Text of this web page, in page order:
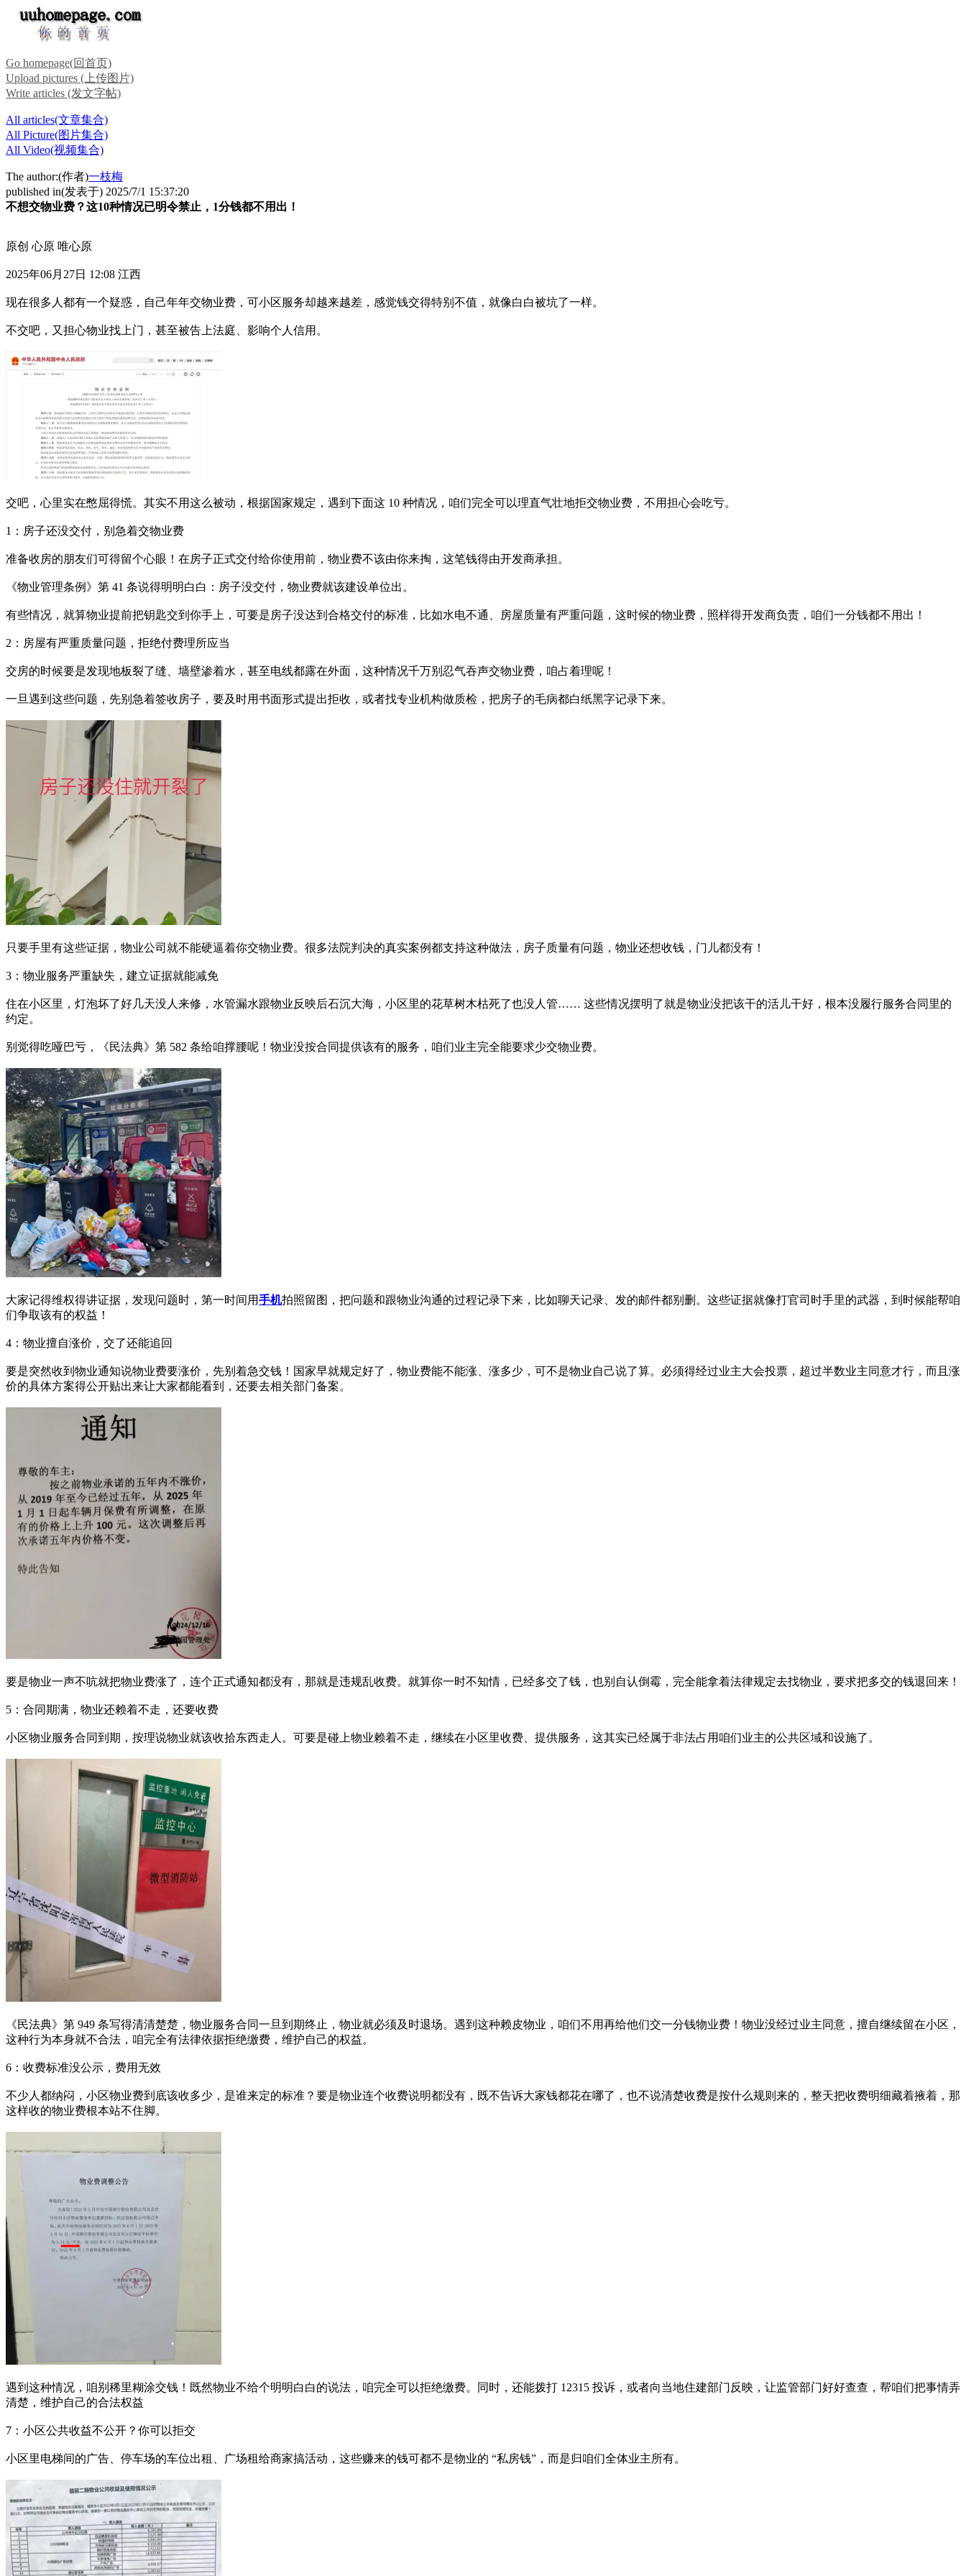
Go homepage(回首页)
Upload pictures (上传图片)
Write articles (发文字帖)
All articles(文章集合)
All Picture(图片集合)
All Video(视频集合)
The author:(作者)一枝梅
published in(发表于) 2025/7/1 15:37:20
不想交物业费？这10种情况已明令禁止，1分钱都不用出！
原创 心原 唯心原
2025年06月27日 12:08 江西
现在很多人都有一个疑惑，自己年年交物业费，可小区服务却越来越差，感觉钱交得特别不值，就像白白被坑了一样。
不交吧，又担心物业找上门，甚至被告上法庭、影响个人信用。
交吧，心里实在憋屈得慌。其实不用这么被动，根据国家规定，遇到下面这 10 种情况，咱们完全可以理直气壮地拒交物业费，不用担心会吃亏。
1：房子还没交付，别急着交物业费
准备收房的朋友们可得留个心眼！在房子正式交付给你使用前，物业费不该由你来掏，这笔钱得由开发商承担。
《物业管理条例》第 41 条说得明明白白：房子没交付，物业费就该建设单位出。
有些情况，就算物业提前把钥匙交到你手上，可要是房子没达到合格交付的标准，比如水电不通、房屋质量有严重问题，这时候的物业费，照样得开发商负责，咱们一分钱都不用出！
2：房屋有严重质量问题，拒绝付费理所应当
交房的时候要是发现地板裂了缝、墙壁渗着水，甚至电线都露在外面，这种情况千万别忍气吞声交物业费，咱占着理呢！
一旦遇到这些问题，先别急着签收房子，要及时用书面形式提出拒收，或者找专业机构做质检，把房子的毛病都白纸黑字记录下来。
只要手里有这些证据，物业公司就不能硬逼着你交物业费。很多法院判决的真实案例都支持这种做法，房子质量有问题，物业还想收钱，门儿都没有！
3：物业服务严重缺失，建立证据就能减免
住在小区里，灯泡坏了好几天没人来修，水管漏水跟物业反映后石沉大海，小区里的花草树木枯死了也没人管…… 这些情况摆明了就是物业没把该干的活儿干好，根本没履行服务合同里的
约定。
别觉得吃哑巴亏，《民法典》第 582 条给咱撑腰呢！物业没按合同提供该有的服务，咱们业主完全能要求少交物业费。
大家记得维权得讲证据，发现问题时，第一时间用手机拍照留图，把问题和跟物业沟通的过程记录下来，比如聊天记录、发的邮件都别删。这些证据就像打官司时手里的武器，到时候能帮咱
们争取该有的权益！
4：物业擅自涨价，交了还能追回
要是突然收到物业通知说物业费要涨价，先别着急交钱！国家早就规定好了，物业费能不能涨、涨多少，可不是物业自己说了算。必须得经过业主大会投票，超过半数业主同意才行，而且涨
价的具体方案得公开贴出来让大家都能看到，还要去相关部门备案。
要是物业一声不吭就把物业费涨了，连个正式通知都没有，那就是违规乱收费。就算你一时不知情，已经多交了钱，也别自认倒霉，完全能拿着法律规定去找物业，要求把多交的钱退回来！
5：合同期满，物业还赖着不走，还要收费
小区物业服务合同到期，按理说物业就该收拾东西走人。可要是碰上物业赖着不走，继续在小区里收费、提供服务，这其实已经属于非法占用咱们业主的公共区域和设施了。
《民法典》第 949 条写得清清楚楚，物业服务合同一旦到期终止，物业就必须及时退场。遇到这种赖皮物业，咱们不用再给他们交一分钱物业费！物业没经过业主同意，擅自继续留在小区，
这种行为本身就不合法，咱完全有法律依据拒绝缴费，维护自己的权益。
6：收费标准没公示，费用无效
不少人都纳闷，小区物业费到底该收多少，是谁来定的标准？要是物业连个收费说明都没有，既不告诉大家钱都花在哪了，也不说清楚收费是按什么规则来的，整天把收费明细藏着掖着，那
这样收的物业费根本站不住脚。
遇到这种情况，咱别稀里糊涂交钱！既然物业不给个明明白白的说法，咱完全可以拒绝缴费。同时，还能拨打 12315 投诉，或者向当地住建部门反映，让监管部门好好查查，帮咱们把事情弄
清楚，维护自己的合法权益
7：小区公共收益不公开？你可以拒交
小区里电梯间的广告、停车场的车位出租、广场租给商家搞活动，这些赚来的钱可都不是物业的 “私房钱”，而是归咱们全体业主所有。